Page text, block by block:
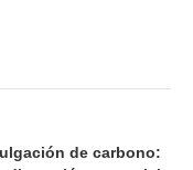
de carbono: